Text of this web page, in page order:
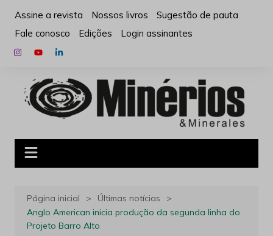
para
conteúdo
Assine a revista Nossos livros
Sugestão de pauta
Fale conosco
Edições Login assinantes
Página inicial
Últimas notícias
Anglo American inicia produção da segunda linha do
Projeto Barro Alto